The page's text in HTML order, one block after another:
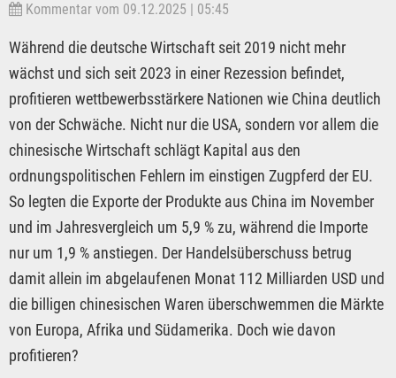
Kommentar vom 09.12.2025 | 05:45
Während die deutsche Wirtschaft seit 2019 nicht mehr
wächst und sich seit 2023 in einer Rezession befindet,
profitieren wettbewerbsstärkere Nationen wie China deutlich
von der Schwäche. Nicht nur die USA, sondern vor allem die
chinesische Wirtschaft schlägt Kapital aus den
ordnungspolitischen Fehlern im einstigen Zugpferd der EU.
So legten die Exporte der Produkte aus China im November
und im Jahresvergleich um 5,9 % zu, während die Importe
nur um 1,9 % anstiegen. Der Handelsüberschuss betrug
damit allein im abgelaufenen Monat 112 Milliarden USD und
die billigen chinesischen Waren überschwemmen die Märkte
von Europa, Afrika und Südamerika. Doch wie davon
profitieren?